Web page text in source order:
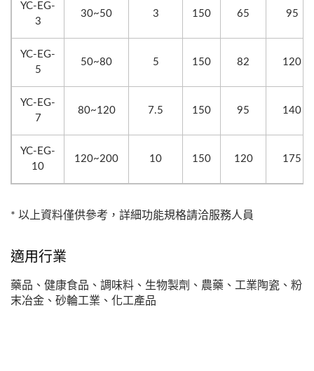
YC-EG-
3
30~50 3 150 65 95
YC-EG-
5
50~80 5 150 82 120
YC-EG-
7
80~120 7.5 150 95 140
YC-EG-
10
120~200 10 150 120 175
* 以上資料僅供參考，詳細功能規格請洽服務人員
適用行業
藥品、健康食品、調味料、生物製劑、農藥、工業陶瓷、粉
末冶金、砂輪工業、化工產品